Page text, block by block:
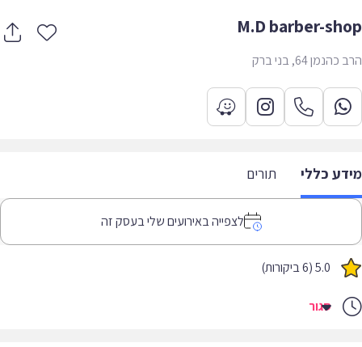
M.D barber-
64, בני ברק
כללי תורים
לצפייה באירועים שלי בעסק זה
5.0 (6 ביקורות)
סגור